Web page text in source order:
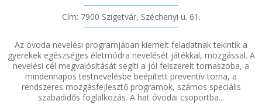
Cím: 7900 Szigetvár, Széchenyi u. 61.
Az óvoda nevelési programjában kiemelt feladatnak tekintik a
gyerekek egészséges életmódra nevelését játékkal, mozgással. A
nevelési cél megvalósítását segíti a jól felszerelt tornaszoba, a
mindennapos testnevelésbe beépített preventív torna, a
rendszeres mozgásfejlesztő programok, számos speciális
szabadidős foglalkozás. A hat óvodai csoportba...